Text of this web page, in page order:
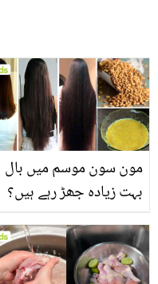
مون سون موسم میں بال
بہت زیادہ جھڑ رہے ہیں؟
بنانے کے چند قدرتی